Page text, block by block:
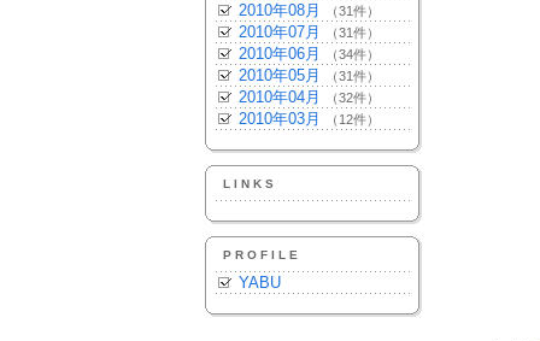
2010年08月 （31件）
2010年07月 （31件）
2010年06月 （34件）
2010年05月 （31件）
2010年04月 （32件）
2010年03月 （12件）
LINKS
PROFILE
YABU